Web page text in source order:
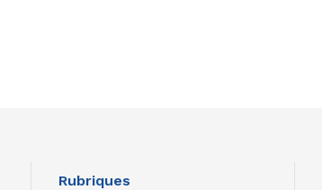
Rubriques